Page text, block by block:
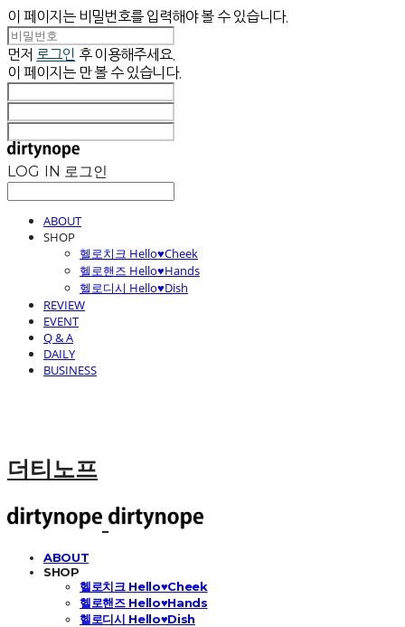
이 페이지는 비밀번호를 입력해야 볼 수 있습니다.
먼저 로그인 후 이용해주세요.
이 페이지는 만 볼 수 있습니다.
LOG IN 로그인
ABOUT
SHOP
헬로치크 Hello♥Cheek
헬로핸즈 Hello♥Hands
헬로디시 Hello♥Dish
REVIEW
EVENT
Q & A
DAILY
BUSINESS
더티노프
ABOUT
SHOP
헬로치크 Hello♥Cheek
헬로핸즈 Hello♥Hands
헬로디시 Hello♥Dish